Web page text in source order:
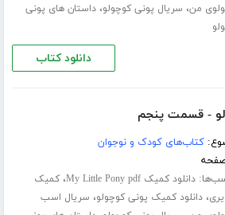
من، سریال پونی کوچولو،داستان های پونی
دانلود کتاب
- قسمت پنجم
کتاب‌های کودک و نوجوان
دانلود کمیک My Little Pony pdf ،کمیک
،دانلود کمیک پونی کوچولو، سریال اسب